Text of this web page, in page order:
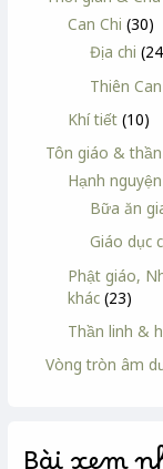
Can Chi (30)
Địa chi
Thiên Can
Khí tiết (10)
Tôn giáo &
Hạnh nguyện
Bữa ăn
Giáo dục
Phật giáo,
khác (23)
Thần linh &
Vòng tròn âm